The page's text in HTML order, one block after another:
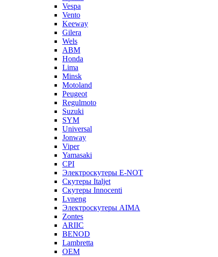
Vespa
Vento
Keeway
Gilera
Wels
ABM
Honda
Lima
Minsk
Motoland
Peugeot
Regulmoto
Suzuki
SYM
Universal
Jonway
Viper
Yamasaki
CPI
Электроскутеры E-NOT
Скутеры Italjet
Скутеры Innocenti
Lvneng
Электроскутеры AIMA
Zontes
ARIIC
BENOD
Lambretta
OEM